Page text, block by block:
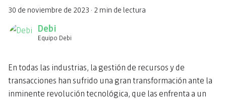
30 de noviembre de 2023 · 2 min de lectura
Debi
Equipo Debi
En todas las industrias, la gestión de recursos y de
transacciones han sufrido una gran transformación ante la
inminente revolución tecnológica, que las enfrenta a un